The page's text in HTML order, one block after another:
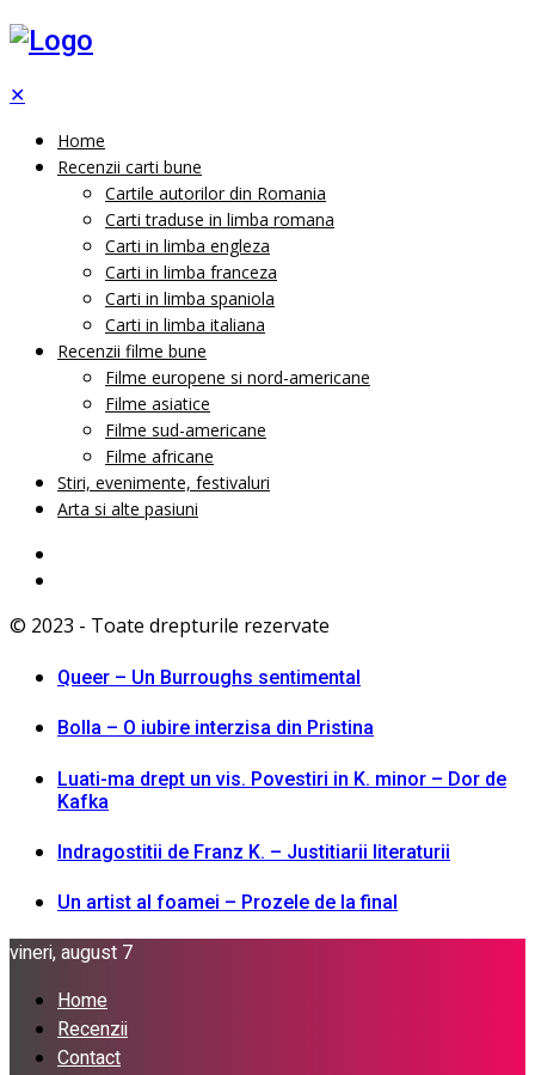
✕
Home
Recenzii carti bune
Cartile autorilor din Romania
Carti traduse in limba romana
Carti in limba engleza
Carti in limba franceza
Carti in limba spaniola
Carti in limba italiana
Recenzii filme bune
Filme europene si nord-americane
Filme asiatice
Filme sud-americane
Filme africane
Stiri, evenimente, festivaluri
Arta si alte pasiuni
© 2023 - Toate drepturile rezervate
Queer – Un Burroughs sentimental
Bolla – O iubire interzisa din Pristina
Luati-ma drept un vis. Povestiri in K. minor – Dor de
Kafka
Indragostitii de Franz K. – Justitiarii literaturii
Un artist al foamei – Prozele de la final
vineri, august 7
Home
Recenzii
Contact